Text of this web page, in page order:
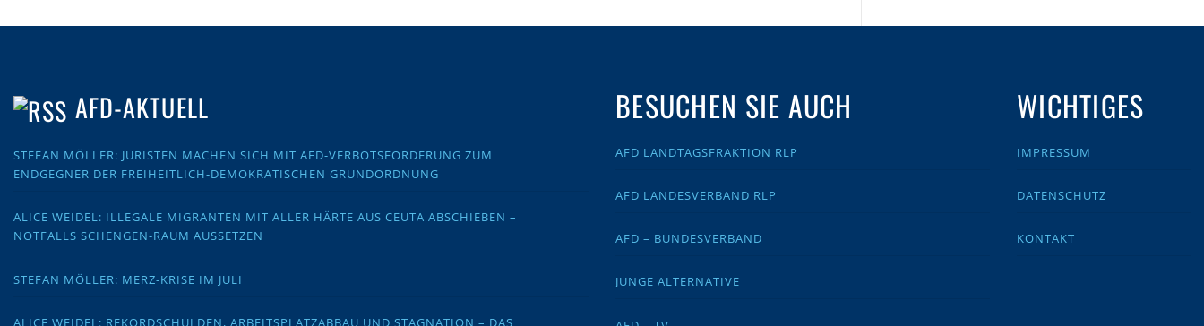
AFD-AKTUELL
STEFAN MÖLLER: JURISTEN MACHEN SICH MIT AFD-VERBOTSFORDERUNG ZUM
ENDGEGNER DER FREIHEITLICH-DEMOKRATISCHEN GRUNDORDNUNG
ALICE WEIDEL: ILLEGALE MIGRANTEN MIT ALLER HÄRTE AUS CEUTA ABSCHIEBEN –
NOTFALLS SCHENGEN-RAUM AUSSETZEN
STEFAN MÖLLER: MERZ-KRISE IM JULI
ALICE WEIDEL: REKORDSCHULDEN, ARBEITSPLATZABBAU UND STAGNATION – DAS
BESUCHEN SIE AUCH
AFD LANDTAGSFRAKTION RLP
AFD LANDESVERBAND RLP
AFD – BUNDESVERBAND
JUNGE ALTERNATIVE
WICHTIGES
IMPRESSUM
DATENSCHUTZ
KONTAKT